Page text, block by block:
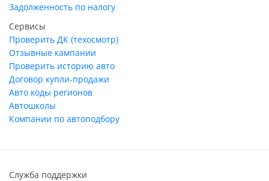
Задолженность по налогу
Сервисы
Проверить ДК (техосмотр)
Отзывные кампании
Проверить историю авто
Договор купли-продажи
Авто коды регионов
Автошколы
Компании по автоподбору
Служба поддержки